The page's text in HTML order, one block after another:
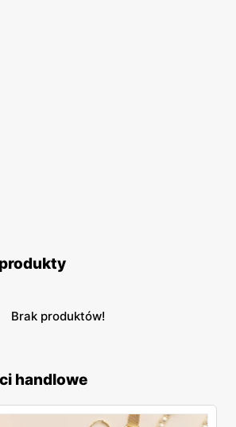
Brak produktów!
handlowe